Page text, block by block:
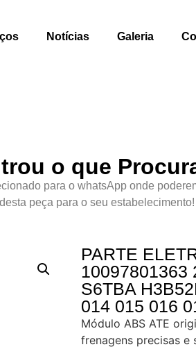
Notícias Galeria
o que
para o whatsApp onde
peça para o seu estabelecimento!
PARTE
10097801363
S6TBA
014 015 016
Módulo ABS ATE
frenagens precisas e